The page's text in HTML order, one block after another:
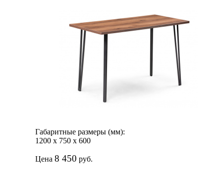
Габаритные размеры (мм):
1200 х 750 х 600
Цена 8 450 руб.